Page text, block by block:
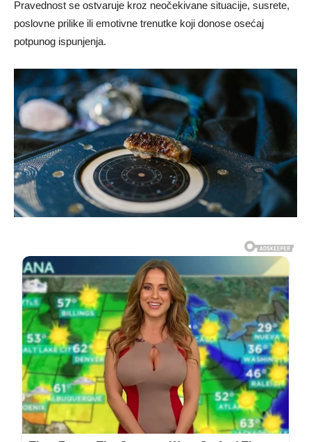
Pravednost se ostvaruje kroz neočekivane situacije, susrete,
poslovne prilike ili emotivne trenutke koji donose osećaj
potpunog ispunjenja.